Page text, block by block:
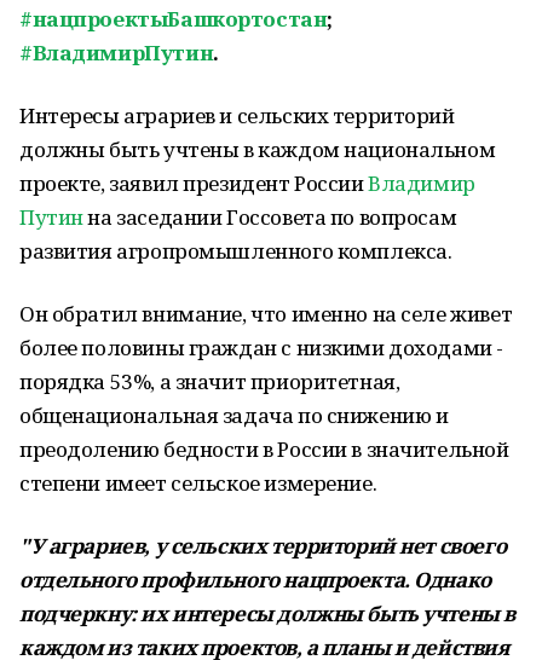
#нацпроектыБашкортостан;
#ВладимирПутин.
Интересы аграриев и сельских территорий
должны быть учтены в каждом национальном
проекте, заявил президент РоссииВладимир
Путинна заседании Госсовета по вопросам
развития агропромышленного комплекса.
Он обратил внимание, что именно на селе живет
более половины граждан с низкими доходами -
порядка 53%, а значит приоритетная,
общенациональная задача по снижению и
преодолению бедности в России в значительной
степени имеет сельское измерение.
"У аграриев, у сельских территорий нет своего
отдельного профильного нацпроекта. Однако
подчеркну: их интересы должны быть учтены в
каждом из таких проектов, а планы и действия